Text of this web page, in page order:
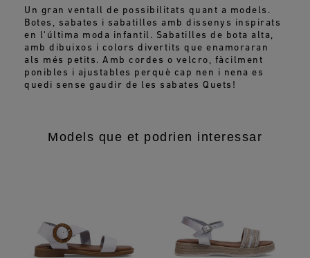
Un gran ventall de possibilitats quant a models.
Botes, sabates i sabatilles amb dissenys inspirats
en l'última moda infantil. Sabatilles de bota alta,
amb dibuixos i colors divertits que enamoraran
als més petits. Amb cordes o velcro, fàcilment
ponibles i ajustables perquè cap nen i nena es
quedi sense gaudir de les sabates Quets!
Models que et podrien interessar